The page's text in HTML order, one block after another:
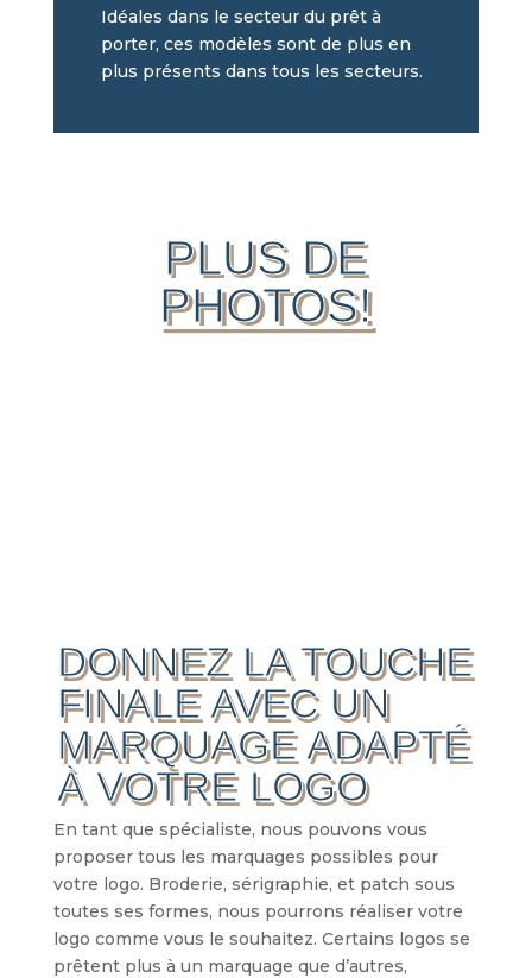
Idéales dans le secteur du prêt à
porter, ces modèles sont de plus en
plus présents dans tous les secteurs.
PLUS DE
PHOTOS!
DONNEZ LA TOUCHE
FINALE AVEC UN
MARQUAGE ADAPTÉ
À VOTRE LOGO
En tant que spécialiste, nous pouvons vous
proposer tous les marquages possibles pour
votre logo. Broderie, sérigraphie, et patch sous
toutes ses formes, nous pourrons réaliser votre
logo comme vous le souhaitez. Certains logos se
prêtent plus à un marquage que d’autres,